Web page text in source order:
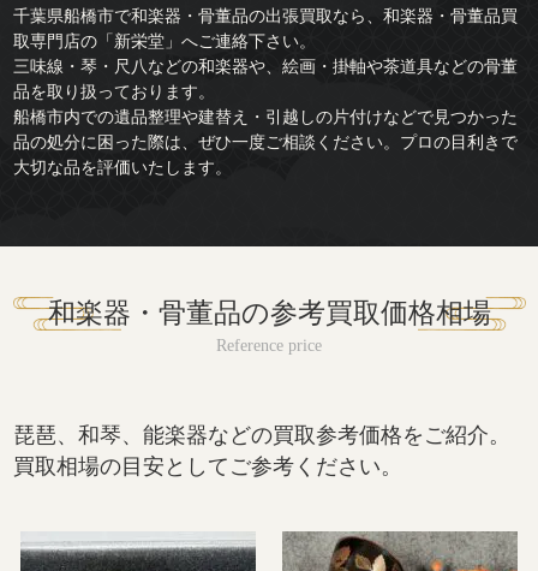
千葉県船橋市で和楽器・骨董品の出張買取なら、和楽器・骨董品買
取専門店の「新栄堂」へご連絡下さい。
三味線・琴・尺八などの和楽器や、絵画・掛軸や茶道具などの骨董
品を取り扱っております。
船橋市内での遺品整理や建替え・引越しの片付けなどで見つかった
品の処分に困った際は、ぜひ一度ご相談ください。プロの目利きで
大切な品を評価いたします。
和楽器・骨董品の参考買取価格相場
琵琶、和琴、能楽器などの買取参考価格をご紹介。
買取相場の目安としてご参考ください。